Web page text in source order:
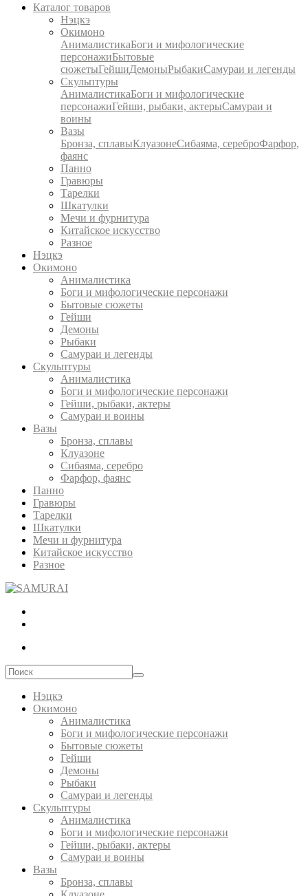
Каталог товаров
Нэцкэ
Окимоно
АнималистикаБоги и мифологические
персонажиБытовые
сюжетыГейшиДемоныРыбакиСамураи и легенды
Скульптуры
АнималистикаБоги и мифологические
персонажиГейши, рыбаки, актерыСамураи и
воины
Вазы
Бронза, сплавыКлуазонеСибаяма, сереброФарфор,
фаянс
Панно
Гравюры
Тарелки
Шкатулки
Мечи и фурнитура
Китайское искусство
Разное
Нэцкэ
Окимоно
Анималистика
Боги и мифологические персонажи
Бытовые сюжеты
Гейши
Демоны
Рыбаки
Самураи и легенды
Скульптуры
Анималистика
Боги и мифологические персонажи
Гейши, рыбаки, актеры
Самураи и воины
Вазы
Бронза, сплавы
Клуазоне
Сибаяма, серебро
Фарфор, фаянс
Панно
Гравюры
Тарелки
Шкатулки
Мечи и фурнитура
Китайское искусство
Разное
Нэцкэ
Окимоно
Анималистика
Боги и мифологические персонажи
Бытовые сюжеты
Гейши
Демоны
Рыбаки
Самураи и легенды
Скульптуры
Анималистика
Боги и мифологические персонажи
Гейши, рыбаки, актеры
Самураи и воины
Вазы
Бронза, сплавы